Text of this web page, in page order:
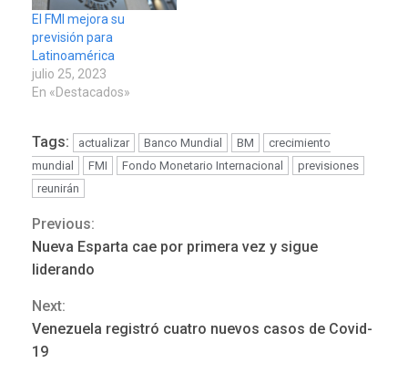
El FMI mejora su
previsión para
Latinoamérica
julio 25, 2023
En «Destacados»
Tags: actualizar Banco Mundial BM
crecimiento
mundial
FMI Fondo Monetario Internacional
previsiones
reunirán
Continue
Reading
Previous:
Nueva Esparta cae por primera vez y sigue
liderando
Next:
Venezuela registró cuatro nuevos casos de Covid-
19
3
POLÍTICA
TITULARES
diálogo en Venezuela